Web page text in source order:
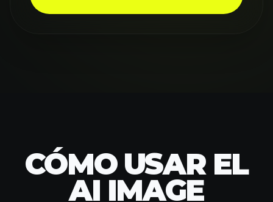
AI IMAGE
UPSCALER